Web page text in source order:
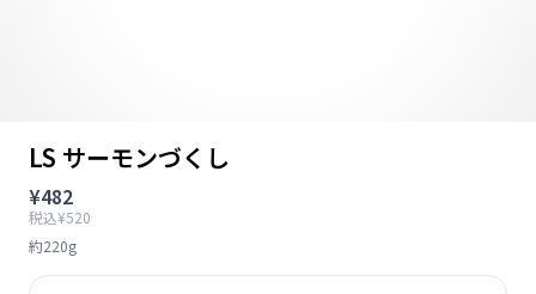
LS サーモンづくし
¥482
税込¥520
約220g